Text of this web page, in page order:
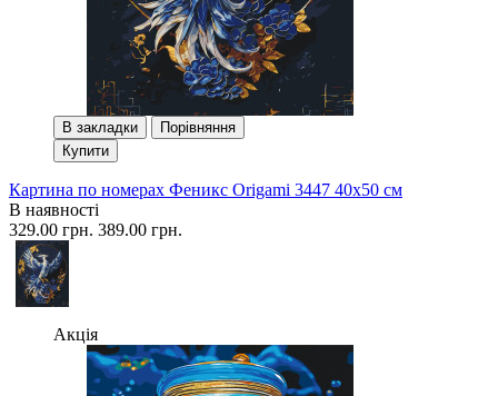
В закладки
Порівняння
Купити
Картина по номерах Феникс Origami 3447 40x50 см
В наявності
329.00 грн. 389.00 грн.
Акція